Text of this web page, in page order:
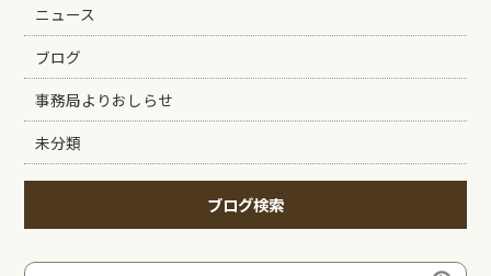
ニュース
ブログ
事務局よりおしらせ
未分類
ブログ検索